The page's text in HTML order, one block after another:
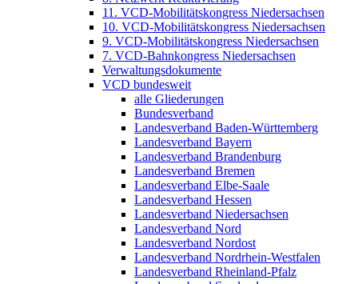
11. VCD-Mobilitätskongress Niedersachsen
10. VCD-Mobilitätskongress Niedersachsen
9. VCD-Mobilitätskongress Niedersachsen
7. VCD-Bahnkongress Niedersachsen
Verwaltungsdokumente
VCD bundesweit
alle Gliederungen
Bundesverband
Landesverband Baden-Württemberg
Landesverband Bayern
Landesverband Brandenburg
Landesverband Bremen
Landesverband Elbe-Saale
Landesverband Hessen
Landesverband Niedersachsen
Landesverband Nord
Landesverband Nordost
Landesverband Nordrhein-Westfalen
Landesverband Rheinland-Pfalz